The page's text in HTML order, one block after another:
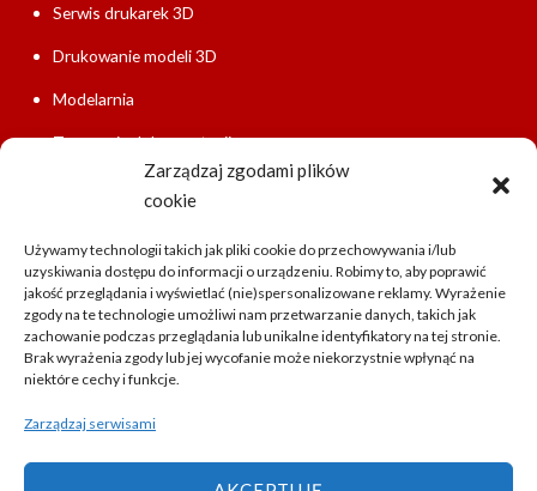
Zarządzaj zgodami plików
cookie
Używamy technologii takich jak pliki cookie do przechowywania i/lub
uzyskiwania dostępu do informacji o urządzeniu. Robimy to, aby poprawić
jakość przeglądania i wyświetlać (nie)spersonalizowane reklamy. Wyrażenie
zgody na te technologie umożliwi nam przetwarzanie danych, takich jak
zachowanie podczas przeglądania lub unikalne identyfikatory na tej stronie.
Brak wyrażenia zgody lub jej wycofanie może niekorzystnie wpłynąć na
niektóre cechy i funkcje.
Zarządzaj serwisami
Serwis drukarek 3D
Drukowanie modeli 3D
Modelarnia
Tworzenie dokumentacji
Szybkie prototypowanie